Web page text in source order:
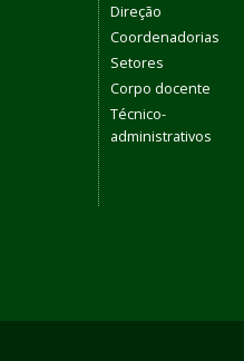
Direção
Coordenadorias
Setores
Corpo docente
Técnico-
administrativos